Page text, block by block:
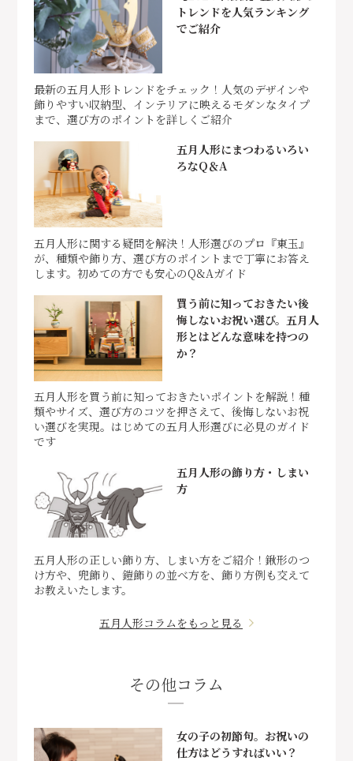
トレンドを人気ランキング
でご紹介
最新の五月人形トレンドをチェック！人気のデザインや
飾りやすい収納型、インテリアに映えるモダンなタイプ
まで、選び方のポイントを詳しくご紹介
五月人形にまつわるいろい
ろなQ＆A
五月人形に関する疑問を解決！人形選びのプロ『東玉』
が、種類や飾り方、選び方のポイントまで丁寧にお答え
します。初めての方でも安心のQ&Aガイド
買う前に知っておきたい後
悔しないお祝い選び。五月人
形とはどんな意味を持つの
か？
五月人形を買う前に知っておきたいポイントを解説！種
類やサイズ、選び方のコツを押さえて、後悔しないお祝
い選びを実現。はじめての五月人形選びに必見のガイド
です
五月人形の飾り方・しまい
方
五月人形の正しい飾り方、しまい方をご紹介！鍬形のつ
け方や、兜飾り、鎧飾りの並べ方を、飾り方例も交えて
お教えいたします。
五月人形コラムをもっと見る
その他コラム
女の子の初節句。お祝いの
仕方はどうすればいい？